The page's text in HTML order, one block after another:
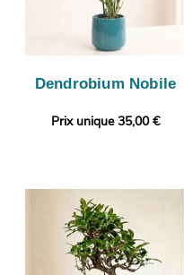
Dendrobium Nobile
Prix unique 35,00 €